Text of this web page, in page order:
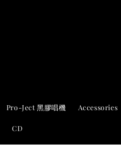
Pro-Ject 黑膠唱機 Accessories
CD